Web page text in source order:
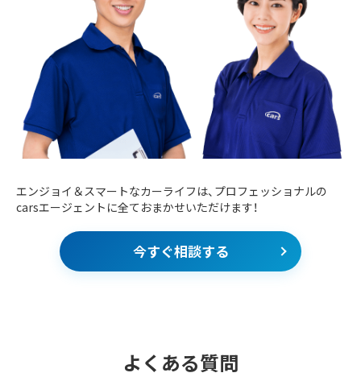
エンジョイ＆スマートなカーライフは、プロフェッショナルの
carsエージェントに全ておまかせいただけます！
今すぐ相談する
よくある質問